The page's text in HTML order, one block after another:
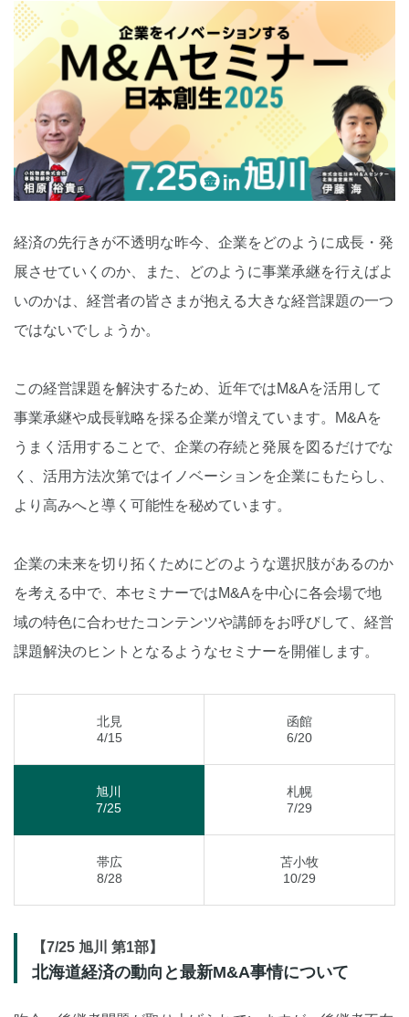
経済の先行きが不透明な昨今、企業をどのように成長・発
展させていくのか、また、どのように事業承継を行えばよ
いのかは、経営者の皆さまが抱える大きな経営課題の一つ
ではないでしょうか。
この経営課題を解決するため、近年ではM&Aを活用して
事業承継や成長戦略を採る企業が増えています。M&Aを
うまく活用することで、企業の存続と発展を図るだけでな
く、活用方法次第ではイノベーションを企業にもたらし、
より高みへと導く可能性を秘めています。
企業の未来を切り拓くためにどのような選択肢があるのか
を考える中で、本セミナーではM&Aを中心に各会場で地
域の特色に合わせたコンテンツや講師をお呼びして、経営
課題解決のヒントとなるようなセミナーを開催します。
北見
4/15
函館
6/20
旭川
7/25
札幌
7/29
帯広
8/28
苫小牧
10/29
【7/25 旭川 第1部】
北海道経済の動向と最新M&A事情について